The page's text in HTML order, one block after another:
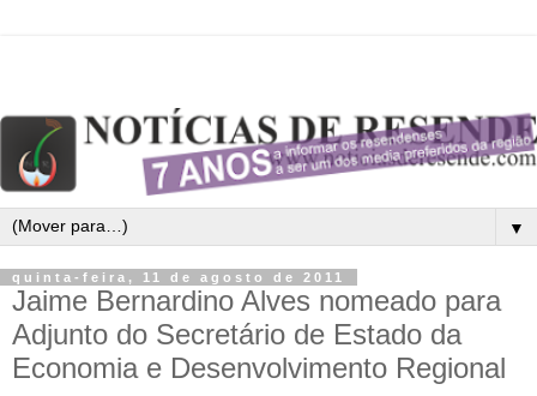
▼
quinta-feira, 11 de agosto de 2011
Jaime Bernardino Alves nomeado para
Adjunto do Secretário de Estado da
Economia e Desenvolvimento Regional